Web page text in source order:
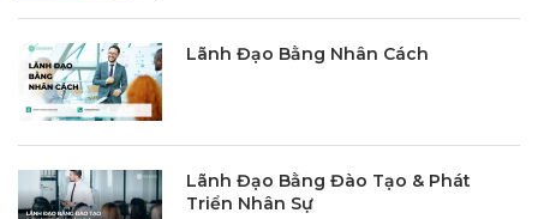
Lãnh Đạo Bằng Nhân Cách
Lãnh Đạo Bằng Đào Tạo & Phát
Triển Nhân Sự